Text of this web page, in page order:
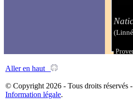
Aller en haut
© Copyright 2026 - Tous droits réservés
Information légale.